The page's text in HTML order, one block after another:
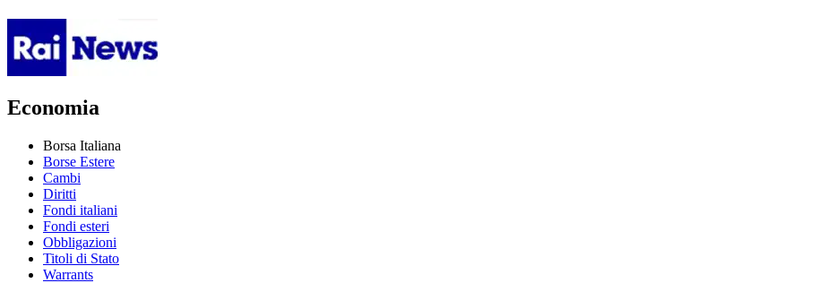
Economia
Borsa Italiana
Borse Estere
Cambi
Diritti
Fondi italiani
Fondi esteri
Obbligazioni
Titoli di Stato
Warrants